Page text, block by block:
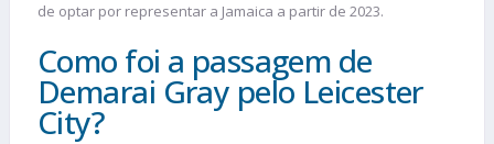
de optar por representar a Jamaica a partir de 2023.
Como foi a passagem de
Demarai Gray pelo Leicester
City?